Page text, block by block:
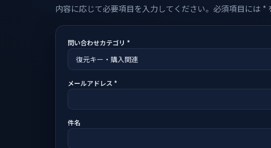
内容に応じて必要項目を入力してください。必須項目には *
問い合わせカテゴリ *
メールアドレス *
件名